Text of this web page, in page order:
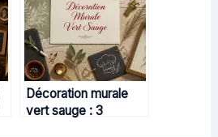
Décoration murale
vert sauge : 3